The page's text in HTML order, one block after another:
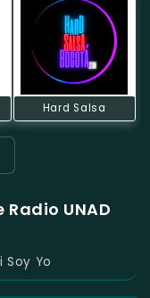
Hard Salsa
UNAD
Yo